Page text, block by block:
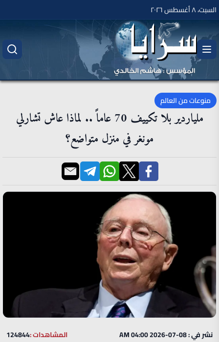
السبت، ٨ أغسطس ٢٠٢٦
منوعات من العالم
ملياردير بلا تكييف 70 عاماً .. لماذا عاش تشارلي
مونغر في منزل متواضع؟
نشر في : 08-07-2026 04:00 AM المشاهدات :124844